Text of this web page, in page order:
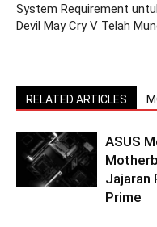
System Requirement
Devil May Cry V Telah
RELATED ARTICLES
ASUS
Jajaran
Prime